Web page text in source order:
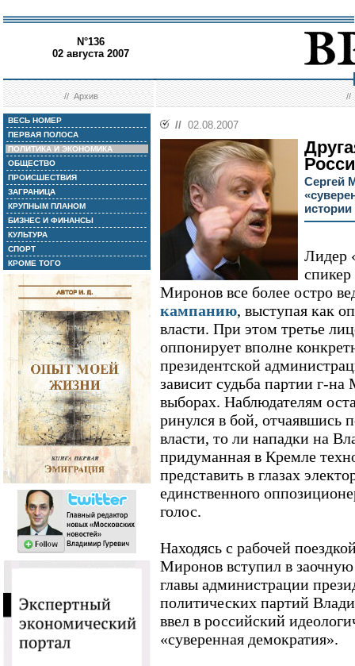
N°136
02 августа 2007
//Архив //
ВЕСЬ НОМЕР
ПЕРВАЯ ПОЛОСА
ПОЛИТИКА И ЭКОНОМИКА
ОБЩЕСТВО
ПРОИСШЕСТВИЯ
ЗАГРАНИЦА
КРУПНЫМ ПЛАНОМ
БИЗНЕС И ФИНАНСЫ
КУЛЬТУРА
СПОРТ
КРОМЕ ТОГО
// 02.08.2007
Сергей
истории
Лидер
Миронов все более остро
кампанию, выступая как
власти. При этом третье
оппонирует вполне
президентской
зависит судьба партии г-
выборах. Наблюдателям
ринулся в бой, отчаявшись
власти, то ли нападки на
придуманная в Кремле
представить в глазах
единственного
голос.
Находясь с рабочей
Миронов вступил в
главы администрации
политических партий
ввел в российский
«суверенная демократия».